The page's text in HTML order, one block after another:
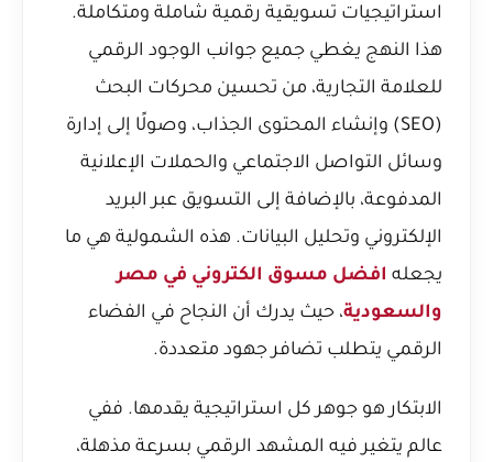
استراتيجيات تسويقية رقمية شاملة ومتكاملة.
هذا النهج يغطي جميع جوانب الوجود الرقمي
للعلامة التجارية، من تحسين محركات البحث
(SEO) وإنشاء المحتوى الجذاب، وصولًا إلى إدارة
وسائل التواصل الاجتماعي والحملات الإعلانية
المدفوعة، بالإضافة إلى التسويق عبر البريد
الإلكتروني وتحليل البيانات. هذه الشمولية هي ما
يجعله افضل مسوق الكتروني في مصر
والسعودية، حيث يدرك أن النجاح في الفضاء
الرقمي يتطلب تضافر جهود متعددة.
الابتكار هو جوهر كل استراتيجية يقدمها. ففي
عالم يتغير فيه المشهد الرقمي بسرعة مذهلة،